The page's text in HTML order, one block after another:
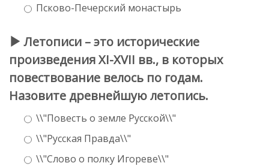
Псково-Печерский монастырь
Летописи – это исторические
произведения XI-XVII вв., в которых
повествование велось по годам.
Назовите древнейшую летопись.
\\"Повесть о земле Русской\\"
\\"Русская Правда\\"
\\"Слово о полку Игореве\\"